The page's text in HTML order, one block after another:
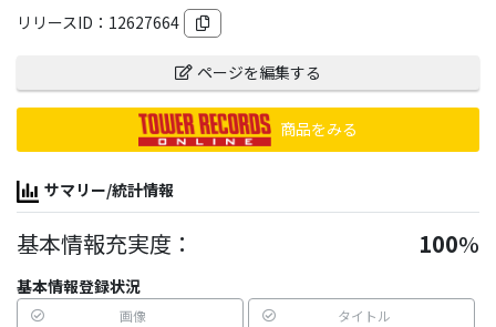
リリースID： 12627664
ページを編集する
商品をみる
サマリー/統計情報
基本情報充実度： 100%
基本情報登録状況
画像 タイトル